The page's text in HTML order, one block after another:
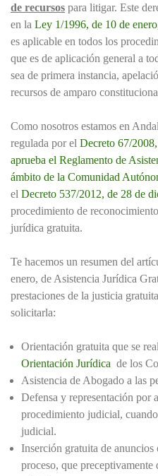
de recursos para litigar. Este
en la Ley 1/1996, de 10 de
es aplicable en todos los
que es de aplicación general a
sea de primera instancia,
recursos de amparo
Como nosotros estamos en
regulada por el Decreto 67/
aprueba el Reglamento de
ámbito de la Comunidad
el Decreto 537/2012, de 28 de
procedimiento de
jurídica gratuita.
Te hacemos un resumen del
enero, de Asistencia Jurídica
prestaciones de la justicia
solicitarla:
Orientación gratuita que se
Orientación Jurídica de los
Asistencia de Abogado a las
Defensa y representación por
procedimiento judicial,
judicial.
Inserción gratuita de anuncios
proceso, que